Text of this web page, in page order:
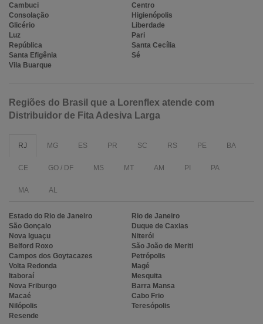
Cambuci
Centro
Consolação
Higienópolis
Glicério
Liberdade
Luz
Pari
República
Santa Cecília
Santa Efigênia
Sé
Vila Buarque
Regiões do Brasil que a Lorenflex atende com
Distribuidor de Fita Adesiva Larga
RJ MG ES PR SC RS PE BA
CE GO / DF MS MT AM PI PA
MA AL
Estado do Rio de Janeiro
Rio de Janeiro
São Gonçalo
Duque de Caxias
Nova Iguaçu
Niterói
Belford Roxo
São João de Meriti
Campos dos Goytacazes
Petrópolis
Volta Redonda
Magé
Itaboraí
Mesquita
Nova Friburgo
Barra Mansa
Macaé
Cabo Frio
Nilópolis
Teresópolis
Resende